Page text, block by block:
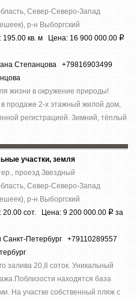
Север-Северо-Запад
р-н Выборгский
кв. м Цена: 16 900 000.00 Р
Степанцова +79816903499
жизни в окружение природы!
продаже 2-х этажный жилой дом,
регистрацией. Зимний, тёплый
участки, земля
проезд Звездный
Север-Северо-Запад
р-н Выборгский
сот. Цена: 9 200 000.00 Р за
Санкт-Петербург +79110289557
залива 20,8 соток. Уникальный
находятся база
На участке собственный пляж с